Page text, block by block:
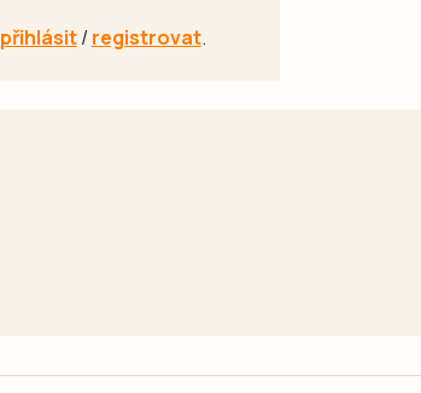
přihlásit/registrovat.